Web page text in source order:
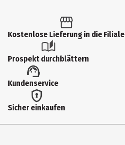
Produkttyp
Klassische Kinder-Gesellschaftsspiele
Altersempfehlung ab
8 Jahre
Artikelnummer des Herstellers
Kostenlose Lieferung in die Filiale
Prospekt durchblättern
Kundenservice
Sicher einkaufen